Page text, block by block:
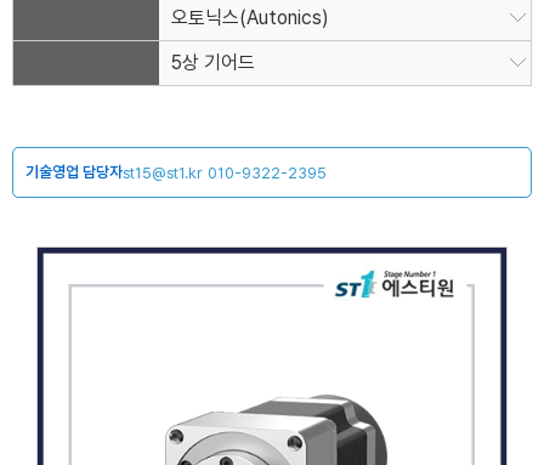
오토닉스(Autonics)
5상 기어드
기술영업 담당자st15@st1.kr 010-9322-2395